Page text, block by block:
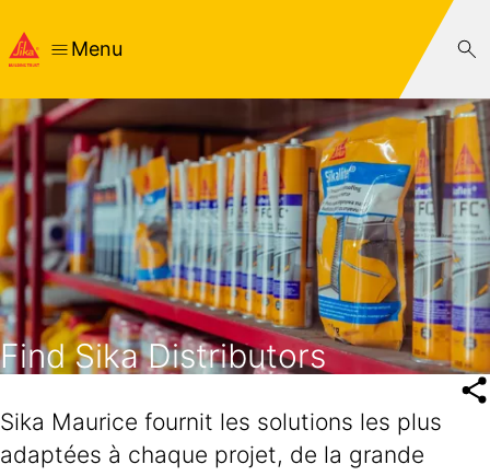
Menu
Find Sika Distributors
Sika Maurice fournit les solutions les plus
adaptées à chaque projet, de la grande